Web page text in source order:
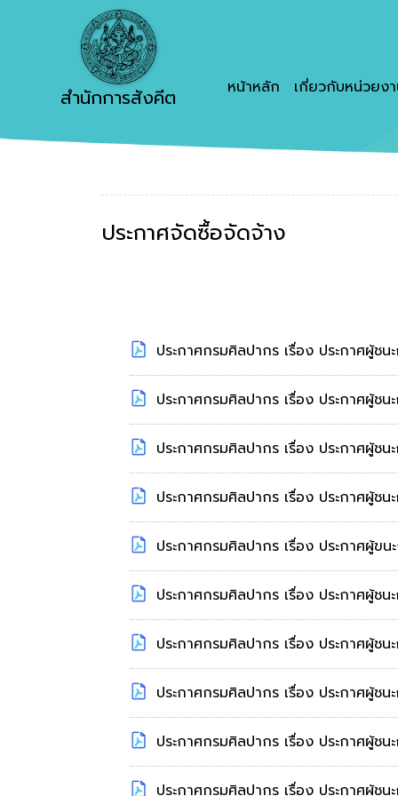
สำนักการสังคีต หน้าหลัก เกี่ยวกับหน่วยง
ประกาศจัดซื้อจัดจ้าง
ประกาศกรมศิลปากร เรื่อง ประกาศผู้ชน
ประกาศกรมศิลปากร เรื่อง ประกาศผู้ชน
ประกาศกรมศิลปากร เรื่อง ประกาศผู้ชน
ประกาศกรมศิลปากร เรื่อง ประกาศผู้ชน
ประกาศกรมศิลปากร เรื่อง ประกาศผู้ขน
ประกาศกรมศิลปากร เรื่อง ประกาศผู้ชน
ประกาศกรมศิลปากร เรื่อง ประกาศผู้ช
ประกาศกรมศิลปากร เรื่อง ประกาศผู้ชน
ประกาศกรมศิลปากร เรื่อง ประกาศผู้ช
ประกาศกรมศิลปากร เรื่อง ประกาศผู้ช